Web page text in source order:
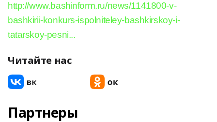
http://www.bashinform.ru/news/1141800-v-
bashkirii-konkurs-ispolniteley-bashkirskoy-i-
tatarskoy-pesni...
Читайте нас
Партнеры